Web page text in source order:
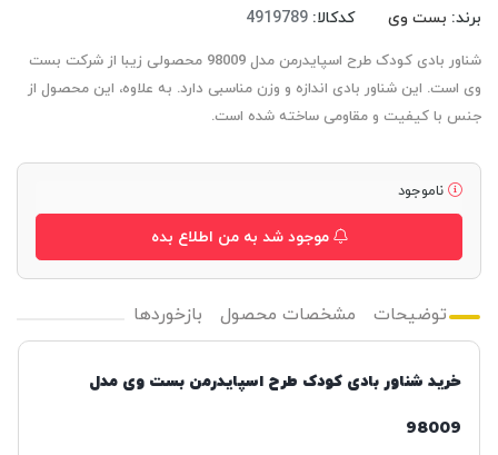
برند: بست وی کدکالا:
شناور بادی کودک طرح اسپایدرمن مدل 98009 محصولی زیبا از شرکت بست
وی است. این شناور بادی اندازه و وزن مناسبی دارد. به علاوه، این محصول از
جنس با کیفیت و مقاومی ساخته شده است.
ناموجود
موجود شد به من اطلاع بده
توضیحات مشخصات محصول بازخوردها
خرید شناور بادی کودک طرح اسپایدرمن بست وی مدل
98009